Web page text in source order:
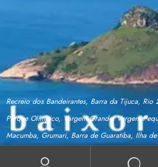
Recreio dos Bandeirantes, Barra da Tijuca,
Parque Olímpico, Vargem Grande, Vargem
Macumba, Grumari, Barra de Guaratiba, Ilha